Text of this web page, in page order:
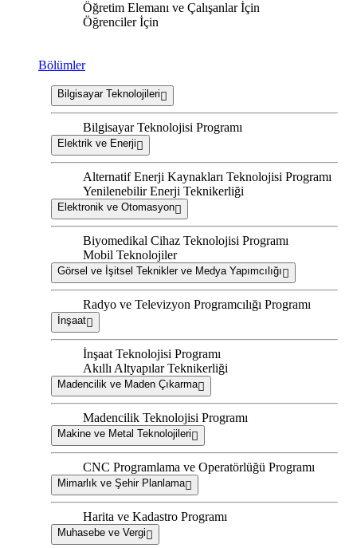
Öğretim Elemanı ve Çalışanlar İçin
Öğrenciler İçin
Bölümler
Bilgisayar Teknolojileri
Bilgisayar Teknolojisi Programı
Elektrik ve Enerji
Alternatif Enerji Kaynakları Teknolojisi Programı
Yenilenebilir Enerji Teknikerliği
Elektronik ve Otomasyon
Biyomedikal Cihaz Teknolojisi Programı
Mobil Teknolojiler
Görsel ve İşitsel Teknikler ve Medya Yapımcılığı
Radyo ve Televizyon Programcılığı Programı
İnşaat
İnşaat Teknolojisi Programı
Akıllı Altyapılar Teknikerliği
Madencilik ve Maden Çıkarma
Madencilik Teknolojisi Programı
Makine ve Metal Teknolojileri
CNC Programlama ve Operatörlüğü Programı
Mimarlık ve Şehir Planlama
Harita ve Kadastro Programı
Muhasebe ve Vergi